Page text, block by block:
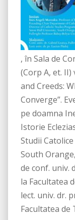
, în Sala de
(Corp A, et.
and Creeds:
Converge”.
pe doamna
Istorie
Studii
South
de conf. univ.
la Facultatea
lect. univ. dr.
Facultatea de